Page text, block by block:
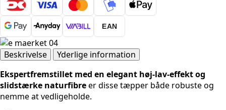
Uldtæppe
Rund
Blå-
multi
antal
EAN
Beskrivelse
Yderlige information
Ekspertfremstillet med en elegant høj-lav-effekt og
slidstærke naturfibreer disse tæpper både robuste og
nemme at vedligeholde.